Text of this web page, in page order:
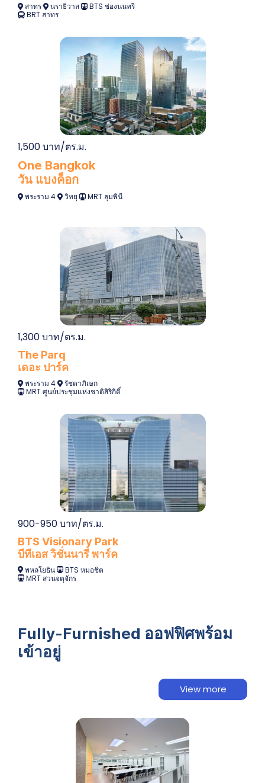
สาทร นราธิวาส
BTS ช่องนนทรี
BRT สาทร
1,500 บาท/ตร.ม.
One Bangkok
วัน แบงค็อก
พระราม 4 วิทยุ MRT ลุมพินี
1,300 บาท/ตร.ม.
The Parq
เดอะ ปาร์ค
พระราม 4
รัชดาภิเษก
MRT ศูนย์ประชุมแห่งชาติสิริกิติ์
900-950 บาท/ตร.ม.
BTS Visionary Park
บีทีเอส วิชั่นนารี พาร์ค
พหลโยธิน
BTS หมอชิต
MRT สวนจตุจักร
Fully-Furnished ออฟฟิศพร้อม
เข้าอยู่
View more